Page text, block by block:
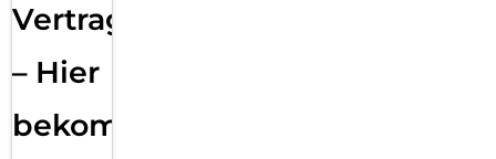
Vertragsabwicklung
– Hier
bekommst